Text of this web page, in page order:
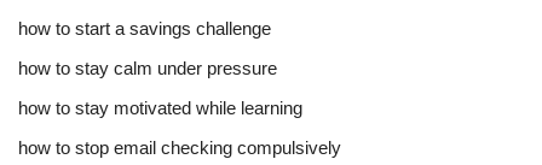
how to start a savings challenge
how to stay calm under pressure
how to stay motivated while learning
how to stop email checking compulsively